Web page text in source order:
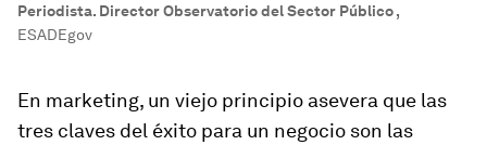
Periodista. Director Observatorio del Sector Público,
ESADEgov
En marketing, un viejo principio asevera que las
tres claves del éxito para un negocio son las